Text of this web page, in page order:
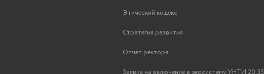
Этический кодекс
Стратегия развития
Отчёт ректора